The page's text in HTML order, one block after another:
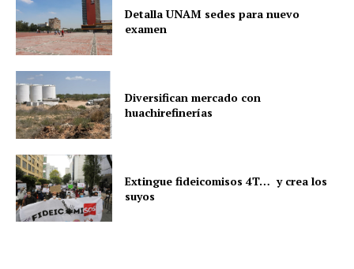
Detalla UNAM sedes para nuevo
examen
Diversifican mercado con
huachirefinerías
Extingue fideicomisos 4T… y crea los
suyos